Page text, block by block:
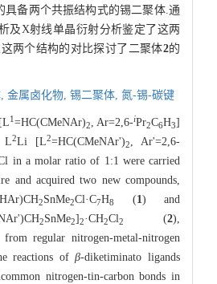
具备两个共振结构式的锡二聚体.通
及X射线单晶衍射分析鉴定了这两
两个结构的对比探讨了二聚体2的
金属卤化物, 锡二聚体, 氮-锡-碳键
1 =HC(CMeNAr)2, Ar=2,6-iPr2C6H3]
L2Li [L2=HC(CMeNAr')2, Ar'=2,6-
in a molar ratio of 1:1 were carried
and acquired two new compounds,
2SnMe2Cl·C7H8 (1) and
2SnMe2]2·CH2Cl2 (2),
regular nitrogen-metal-nitrogen
reactions ofβ-diketiminato ligands
nitrogen-tin-carbon bonds in